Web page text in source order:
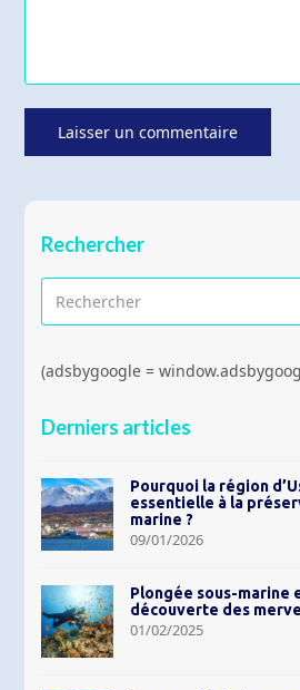
Rechercher
Rechercher
(adsbygoogle =
Derniers articles
Pourquoi la région
essentielle à la
marine ?
09/01/2026
Plongée sous-marine
découverte des
01/02/2025